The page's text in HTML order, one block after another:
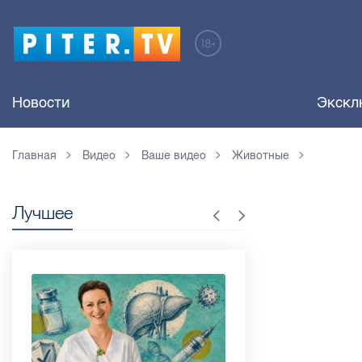
Новости
Главная Видео Ваше видео Животные
Лучшее